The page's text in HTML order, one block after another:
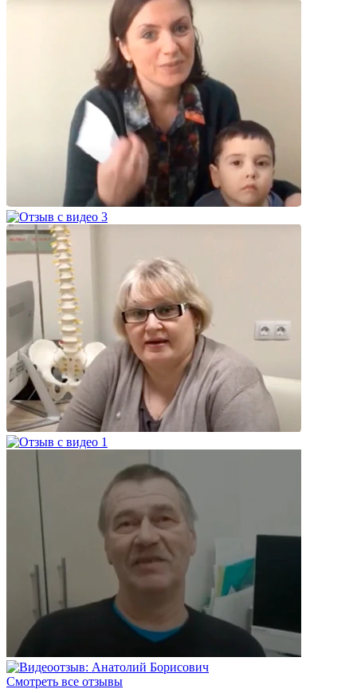
Смотреть все отзывы